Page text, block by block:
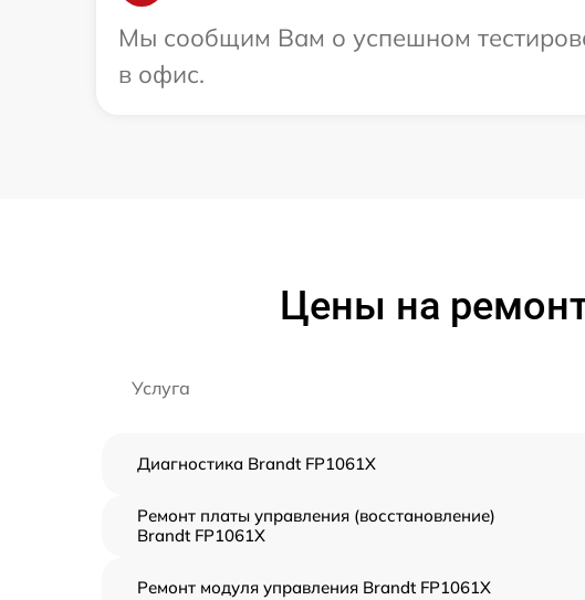
Мы сообщим Вам о успешном
в офис.
Цены на
Услуга
Диагностика Brandt FP1061X
Ремонт платы управления (восстановление)
Brandt FP1061X
Ремонт модуля управления Brandt FP1061X